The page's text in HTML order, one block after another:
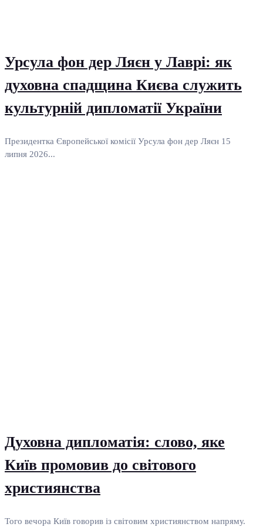
Урсула фон дер Ляєн у Лаврі: як
духовна спадщина Києва служить
культурній дипломатії України
Президентка Європейської комісії Урсула фон дер Ляєн 15
липня 2026...
Духовна дипломатія: слово, яке
Київ промовив до світового
християнства
Того вечора Київ говорив із світовим християнством напряму.